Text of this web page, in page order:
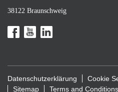
38122 Braunschweig
Datenschutzerklärung Cookie
Sitemap
Terms and Conditions